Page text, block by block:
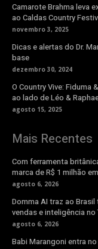
Camarote Brahma leva
ao Caldas Country
novembro 3, 2025
Dicas e alertas do Dr.
base
dezembro 30, 2024
O Country Vive:
ao lado de Léo &
agosto 15, 2025
Mais Recentes
Com ferramenta
marca de R$ 1 milhão
agosto 6, 2026
Domma AI traz ao
vendas e inteligência no
agosto 6, 2026
Babi Marangoni entra